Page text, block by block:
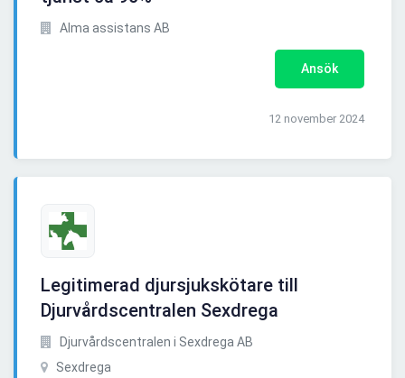
Alma assistans AB
Ansök
12 november 2024
Legitimerad djursjukskötare till
Djurvårdscentralen Sexdrega
Djurvårdscentralen i Sexdrega AB
Sexdrega